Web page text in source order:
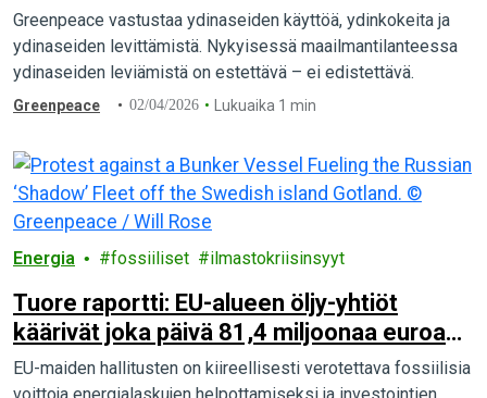
rauhanaikana Suomeen sijoiteta tai kautta
kuljeteta ydinaseita
Greenpeace vastustaa ydinaseiden käyttöä, ydinkokeita ja
ydinaseiden levittämistä. Nykyisessä maailmantilanteessa
ydinaseiden leviämistä on estettävä – ei edistettävä.
Greenpeace 02/04/2026 Lukuaika 1 min
Energia fossiiliset ilmastokriisinsyyt
Tuore raportti: EU-alueen öljy-yhtiöt
käärivät joka päivä 81,4 miljoonaa euroa
ylimääräistä voittoa Iranin sodan
seurauksena
EU-maiden hallitusten on kiireellisesti verotettava fossiilisia